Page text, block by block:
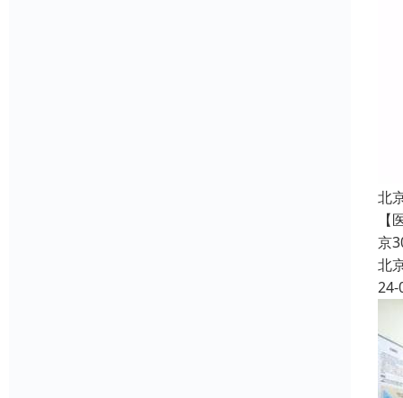
北
京
北
24-